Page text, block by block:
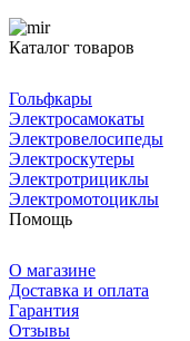
Каталог товаров
Гольфкары
Электросамокаты
Электровелосипеды
Электроскутеры
Электротрициклы
Электромотоциклы
Помощь
О магазине
Доставка и оплата
Гарантия
Отзывы